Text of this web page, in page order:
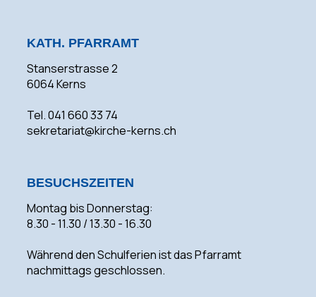
KATH. PFARRAMT
Stanserstrasse 2
6064 Kerns
Tel. 041 660 33 74
sekretariat@kirche-kerns.ch
BESUCHSZEITEN
Montag bis Donnerstag:
8.30 - 11.30 / 13.30 - 16.30
Während den Schulferien ist das Pfarramt
nachmittags geschlossen.